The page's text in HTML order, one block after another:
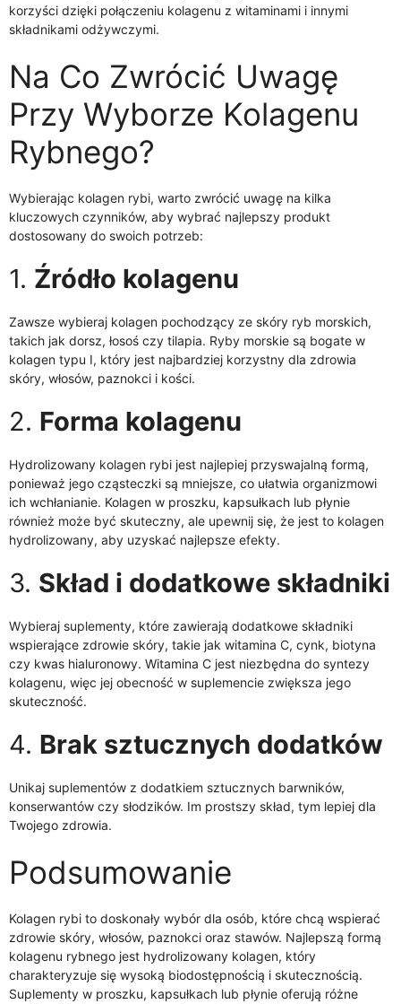
korzyści dzięki połączeniu kolagenu z witaminami i innymi
składnikami odżywczymi.
Na Co Zwrócić Uwagę
Przy Wyborze Kolagenu
Rybnego?
Wybierając kolagen rybi, warto zwrócić uwagę na kilka
kluczowych czynników, aby wybrać najlepszy produkt
dostosowany do swoich potrzeb:
1. Źródło kolagenu
Zawsze wybieraj kolagen pochodzący ze skóry ryb morskich,
takich jak dorsz, łosoś czy tilapia. Ryby morskie są bogate w
kolagen typu I, który jest najbardziej korzystny dla zdrowia
skóry, włosów, paznokci i kości.
2. Forma kolagenu
Hydrolizowany kolagen rybi jest najlepiej przyswajalną formą,
ponieważ jego cząsteczki są mniejsze, co ułatwia organizmowi
ich wchłanianie. Kolagen w proszku, kapsułkach lub płynie
również może być skuteczny, ale upewnij się, że jest to kolagen
hydrolizowany, aby uzyskać najlepsze efekty.
3. Skład i dodatkowe składniki
Wybieraj suplementy, które zawierają dodatkowe składniki
wspierające zdrowie skóry, takie jak witamina C, cynk, biotyna
czy kwas hialuronowy. Witamina C jest niezbędna do syntezy
kolagenu, więc jej obecność w suplemencie zwiększa jego
skuteczność.
4. Brak sztucznych dodatków
Unikaj suplementów z dodatkiem sztucznych barwników,
konserwantów czy słodzików. Im prostszy skład, tym lepiej dla
Twojego zdrowia.
Podsumowanie
Kolagen rybi to doskonały wybór dla osób, które chcą wspierać
zdrowie skóry, włosów, paznokci oraz stawów. Najlepszą formą
kolagenu rybnego jest hydrolizowany kolagen, który
charakteryzuje się wysoką biodostępnością i skutecznością.
Suplementy w proszku, kapsułkach lub płynie oferują różne